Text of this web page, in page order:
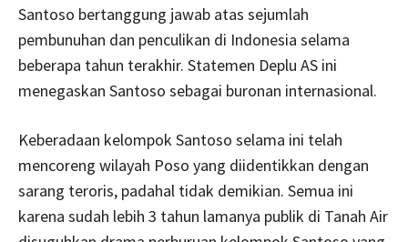
Santoso bertanggung jawab atas sejumlah
pembunuhan dan penculikan di Indonesia selama
beberapa tahun terakhir. Statemen Deplu AS ini
menegaskan Santoso sebagai buronan internasional.
Keberadaan kelompok Santoso selama ini telah
mencoreng wilayah Poso yang diidentikkan dengan
sarang teroris, padahal tidak demikian. Semua ini
karena sudah lebih 3 tahun lamanya publik di Tanah Air